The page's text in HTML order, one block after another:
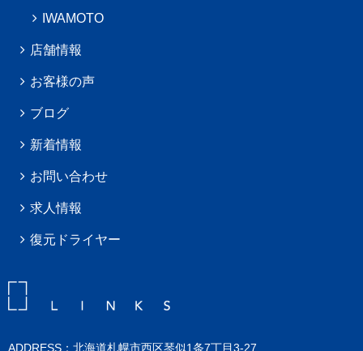
IWAMOTO
店舗情報
お客様の声
ブログ
新着情報
お問い合わせ
求人情報
復元ドライヤー
ADDRESS：北海道札幌市西区琴似1条7丁目3-27